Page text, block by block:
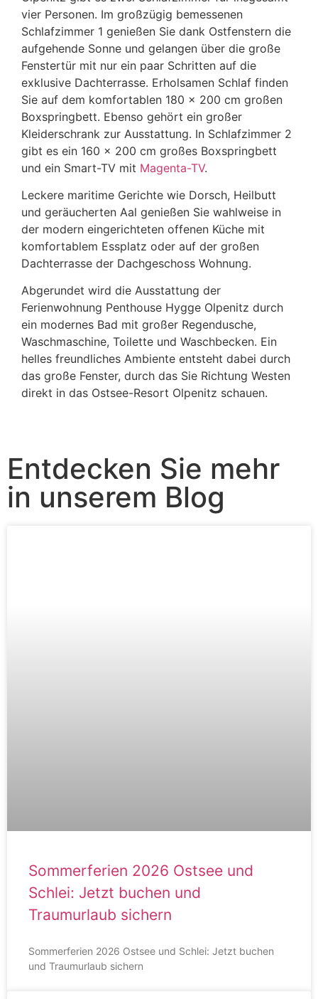
vier Personen. Im großzügig bemessenen
Schlafzimmer 1 genießen Sie dank Ostfenstern die
aufgehende Sonne und gelangen über die große
Fenstertür mit nur ein paar Schritten auf die
exklusive Dachterrasse. Erholsamen Schlaf finden
Sie auf dem komfortablen 180 x 200 cm großen
Boxspringbett. Ebenso gehört ein großer
Kleiderschrank zur Ausstattung. In Schlafzimmer 2
gibt es ein 160 x 200 cm großes Boxspringbett
und ein Smart-TV mit Magenta-TV.
Leckere maritime Gerichte wie Dorsch, Heilbutt
und geräucherten Aal genießen Sie wahlweise in
der modern eingerichteten offenen Küche mit
komfortablem Essplatz oder auf der großen
Dachterrasse der Dachgeschoss Wohnung.
Abgerundet wird die Ausstattung der
Ferienwohnung Penthouse Hygge Olpenitz durch
ein modernes Bad mit großer Regendusche,
Waschmaschine, Toilette und Waschbecken. Ein
helles freundliches Ambiente entsteht dabei durch
das große Fenster, durch das Sie Richtung Westen
direkt in das Ostsee-Resort Olpenitz schauen.
Entdecken Sie mehr
in unserem Blog
Sommerferien 2026 Ostsee und
Schlei: Jetzt buchen und
Traumurlaub sichern
Sommerferien 2026 Ostsee und Schlei: Jetzt buchen
und Traumurlaub sichern